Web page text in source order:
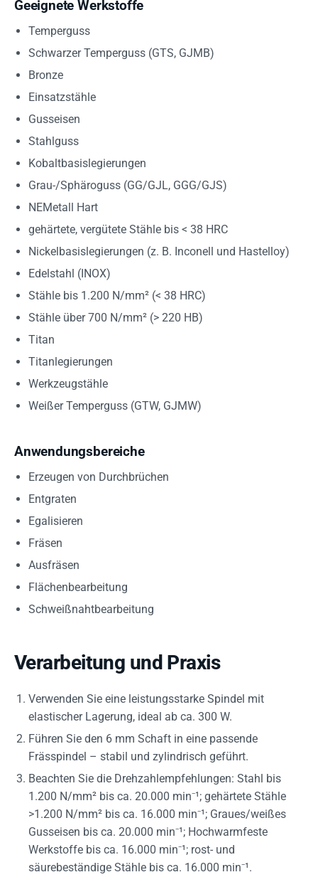
Geeignete Werkstoffe
Temperguss
Schwarzer Temperguss (GTS, GJMB)
Bronze
Einsatzstähle
Gusseisen
Stahlguss
Kobaltbasislegierungen
Grau-/Sphäroguss (GG/GJL, GGG/GJS)
NEMetall Hart
gehärtete, vergütete Stähle bis < 38 HRC
Nickelbasislegierungen (z. B. Inconell und Hastelloy)
Edelstahl (INOX)
Stähle bis 1.200 N/mm² (< 38 HRC)
Stähle über 700 N/mm² (> 220 HB)
Titan
Titanlegierungen
Werkzeugstähle
Weißer Temperguss (GTW, GJMW)
Anwendungsbereiche
Erzeugen von Durchbrüchen
Entgraten
Egalisieren
Fräsen
Ausfräsen
Flächenbearbeitung
Schweißnahtbearbeitung
Verarbeitung und Praxis
Verwenden Sie eine leistungsstarke Spindel mit
elastischer Lagerung, ideal ab ca. 300 W.
Führen Sie den 6 mm Schaft in eine passende
Frässpindel – stabil und zylindrisch geführt.
Beachten Sie die Drehzahlempfehlungen: Stahl bis
1.200 N/mm² bis ca. 20.000 min⁻¹; gehärtete Stähle
>1.200 N/mm² bis ca. 16.000 min⁻¹; Graues/weißes
Gusseisen bis ca. 20.000 min⁻¹; Hochwarmfeste
Werkstoffe bis ca. 16.000 min⁻¹; rost- und
säurebeständige Stähle bis ca. 16.000 min⁻¹.